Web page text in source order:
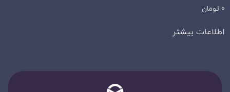
0 تومان
اطلاعات بیشتر